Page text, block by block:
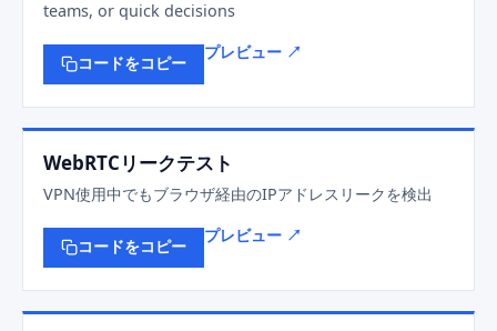
teams, or quick decisions
コードをコピー
プレビュー ↗
WebRTCリークテスト
VPN使用中でもブラウザ経由のIPアドレスリークを検出
コードをコピー
プレビュー ↗